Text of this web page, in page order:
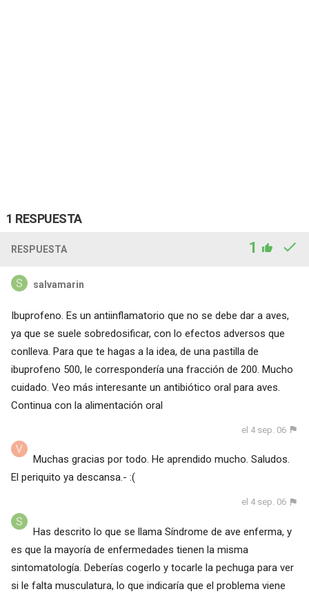
1 RESPUESTA
RESPUESTA 1
salvamarin
Ibuprofeno. Es un antiinflamatorio que no se debe dar a aves,
ya que se suele sobredosificar, con lo efectos adversos que
conlleva. Para que te hagas a la idea, de una pastilla de
ibuprofeno 500, le correspondería una fracción de 200. Mucho
cuidado. Veo más interesante un antibiótico oral para aves.
Continua con la alimentación oral
el 4 sep. 06
Muchas gracias por todo. He aprendido mucho. Saludos.
El periquito ya descansa.- :(
el 4 sep. 06
Has descrito lo que se llama Síndrome de ave enferma, y
es que la mayoría de enfermedades tienen la misma
sintomatología. Deberías cogerlo y tocarle la pechuga para ver
si le falta musculatura, lo que indicaría que el problema viene